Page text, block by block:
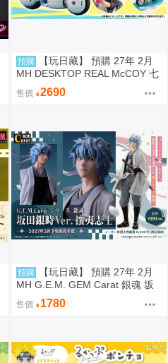
預購
【玩日藏】 預購 27年 2月
MH DESKTOP REAL McCOY 七
龍珠 06 孫悟空 & 布瑪 機車 限定
復刻式樣版 代理版
售價 2690
預購
【玩日藏】 預購 27年 2月
MH G.E.M. GEM Carat 銀魂 坂
田銀時 攘夷志士 代理版
售價 1780